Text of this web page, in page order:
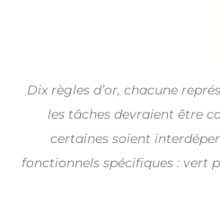
Dix règles d’or, chacune
les tâches devraient être
certaines soient
fonctionnels spécifiques : vert